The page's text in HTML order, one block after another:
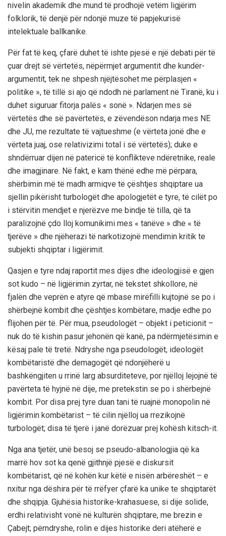
nivelin akademik dhe mund të prodhojë vetëm ligjërim
folklorik, të denjë për ndonjë muze të papjekurisë
intelektuale ballkanike.
Për fat të keq, çfarë duhet të ishte pjesë e një debati për të
çuar drejt së vërtetës, nëpërmjet argumentit dhe kundër-
argumentit, tek ne shpesh njëjtësohet me përplasjen «
politike », të tillë si ajo që ndodh në parlament në Tiranë, ku i
duhet siguruar fitorja palës « sonë ». Ndarjen mes së
vërtetës dhe së pavërtetës, e zëvendëson ndarja mes NE
dhe JU, me rezultate të vajtueshme (e vërteta jonë dhe e
vërteta juaj, ose relativizimi total i së vërtetës); duke e
shndërruar dijen në patericë të konflikteve ndëretnike, reale
dhe imagjinare. Në fakt, e kam thënë edhe më përpara,
shërbimin më të madh armiqve të çështjes shqiptare ua
sjellin pikërisht turbologët dhe apologjetët e tyre, të cilët po
i stërvitin mendjet e njerëzve me bindje të tilla, që ta
paralizojnë çdo lloj komunikimi mes « tanëve » dhe « të
tjerëve » dhe njëherazi të narkotizojnë mendimin kritik te
subjekti shqiptar i ligjërimit.
Qasjen e tyre ndaj raportit mes dijes dhe ideologjisë e gjen
sot kudo – në ligjërimin zyrtar, në tekstet shkollore, në
fjalën dhe veprën e atyre që mbase mirëfilli kujtojnë se po i
shërbejnë kombit dhe çështjes kombëtare, madje edhe po
flijohen për të. Për mua, pseudologët – objekt i peticionit –
nuk do të kishin pasur jehonën që kanë, pa ndërmjetësimin e
kësaj pale të tretë. Ndryshe nga pseudologët, ideologët
kombëtaristë dhe demagogët që ndonjëherë u
bashkëngjiten u rrinë larg absurditeteve, por njëlloj lejojnë të
pavërteta të hyjnë në dije, me pretekstin se po i shërbejnë
kombit. Por disa prej tyre duan tani të ruajnë monopolin në
ligjërimin kombëtarist – të cilin njëlloj ua rrezikojnë
turbologët; disa të tjerë i janë dorëzuar prej kohësh kitsch-it.
Nga ana tjetër, unë besoj se pseudo-albanologjia që ka
marrë hov sot ka qenë gjithnjë pjesë e diskursit
kombëtarist, që në kohën kur këtë e nisën arbëreshët – e
nxitur nga dëshira për të rrëfyer çfarë ka unike te shqiptarët
dhe shqipja. Gjuhësia historike-krahasuese, si dije solide,
erdhi relativisht vonë në kulturën shqiptare, me brezin e
Çabejt; përndryshe, rolin e dijes historike deri atëherë e